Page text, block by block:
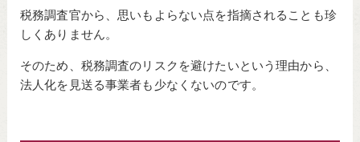
税務調査官から、思いもよらない点を指摘されることも珍
しくありません。
そのため、税務調査のリスクを避けたいという理由から、
法人化を見送る事業者も少なくないのです。